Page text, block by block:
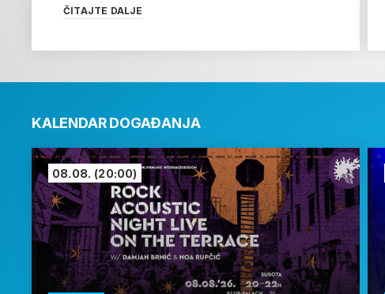
ČITAJTE DALJE
KALENDAR DOGAĐANJA
08.08. (20:00)